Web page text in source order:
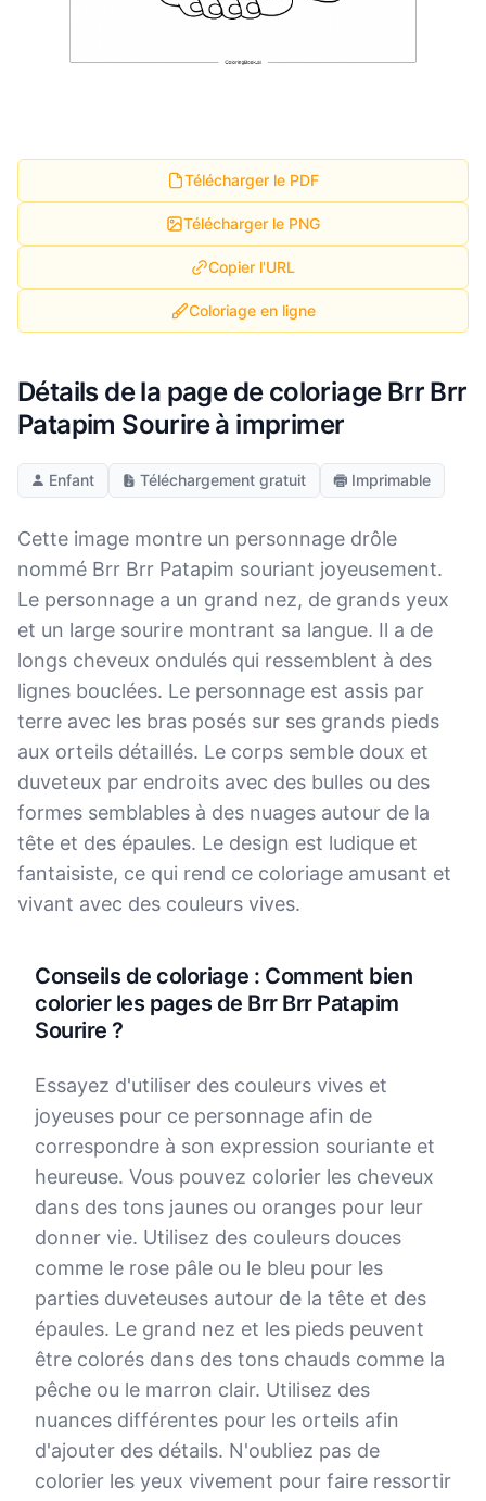
Télécharger le PDF
Télécharger le PNG
Copier l'URL
Coloriage en ligne
Détails de la page de coloriage Brr Brr
Patapim Sourire à imprimer
Enfant Téléchargement gratuit Imprimable
Cette image montre un personnage drôle
nommé Brr Brr Patapim souriant joyeusement.
Le personnage a un grand nez, de grands yeux
et un large sourire montrant sa langue. Il a de
longs cheveux ondulés qui ressemblent à des
lignes bouclées. Le personnage est assis par
terre avec les bras posés sur ses grands pieds
aux orteils détaillés. Le corps semble doux et
duveteux par endroits avec des bulles ou des
formes semblables à des nuages autour de la
tête et des épaules. Le design est ludique et
fantaisiste, ce qui rend ce coloriage amusant et
vivant avec des couleurs vives.
Conseils de coloriage : Comment bien
colorier les pages de Brr Brr Patapim
Sourire ?
Essayez d'utiliser des couleurs vives et
joyeuses pour ce personnage afin de
correspondre à son expression souriante et
heureuse. Vous pouvez colorier les cheveux
dans des tons jaunes ou oranges pour leur
donner vie. Utilisez des couleurs douces
comme le rose pâle ou le bleu pour les
parties duveteuses autour de la tête et des
épaules. Le grand nez et les pieds peuvent
être colorés dans des tons chauds comme la
pêche ou le marron clair. Utilisez des
nuances différentes pour les orteils afin
d'ajouter des détails. N'oubliez pas de
colorier les yeux vivement pour faire ressortir